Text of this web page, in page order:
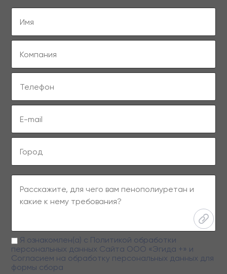
Я ознакомлен(а) с Политикой обработки
персональных данных Сайта ООО «Эгида +» и
Согласием на обработку персональных данных для
формы сбора